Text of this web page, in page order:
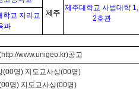
제주
제주대학교 사범대학 1,
2호관
학교 지리교
과
http://www.unigeo.kr)공고
(00명) 지도교사상(00명)
명) 지도교사상(00명)